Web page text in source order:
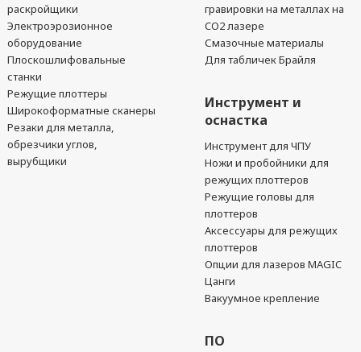
раскройщики
Электроэрозионное
оборудование
Плоскошлифовальные
станки
Режущие плоттеры
Широкоформатные сканеры
Резаки для металла,
обрезчики углов,
вырубщики
гравировки на металлах на
CO2 лазере
Смазочные материалы
Для табличек Брайля
Инструмент и
оснастка
Инструмент для ЧПУ
Ножи и пробойники для
режущих плоттеров
Режущие головы для
плоттеров
Аксессуары для режущих
плоттеров
Опции для лазеров MAGIC
Цанги
Вакуумное крепление
ПО